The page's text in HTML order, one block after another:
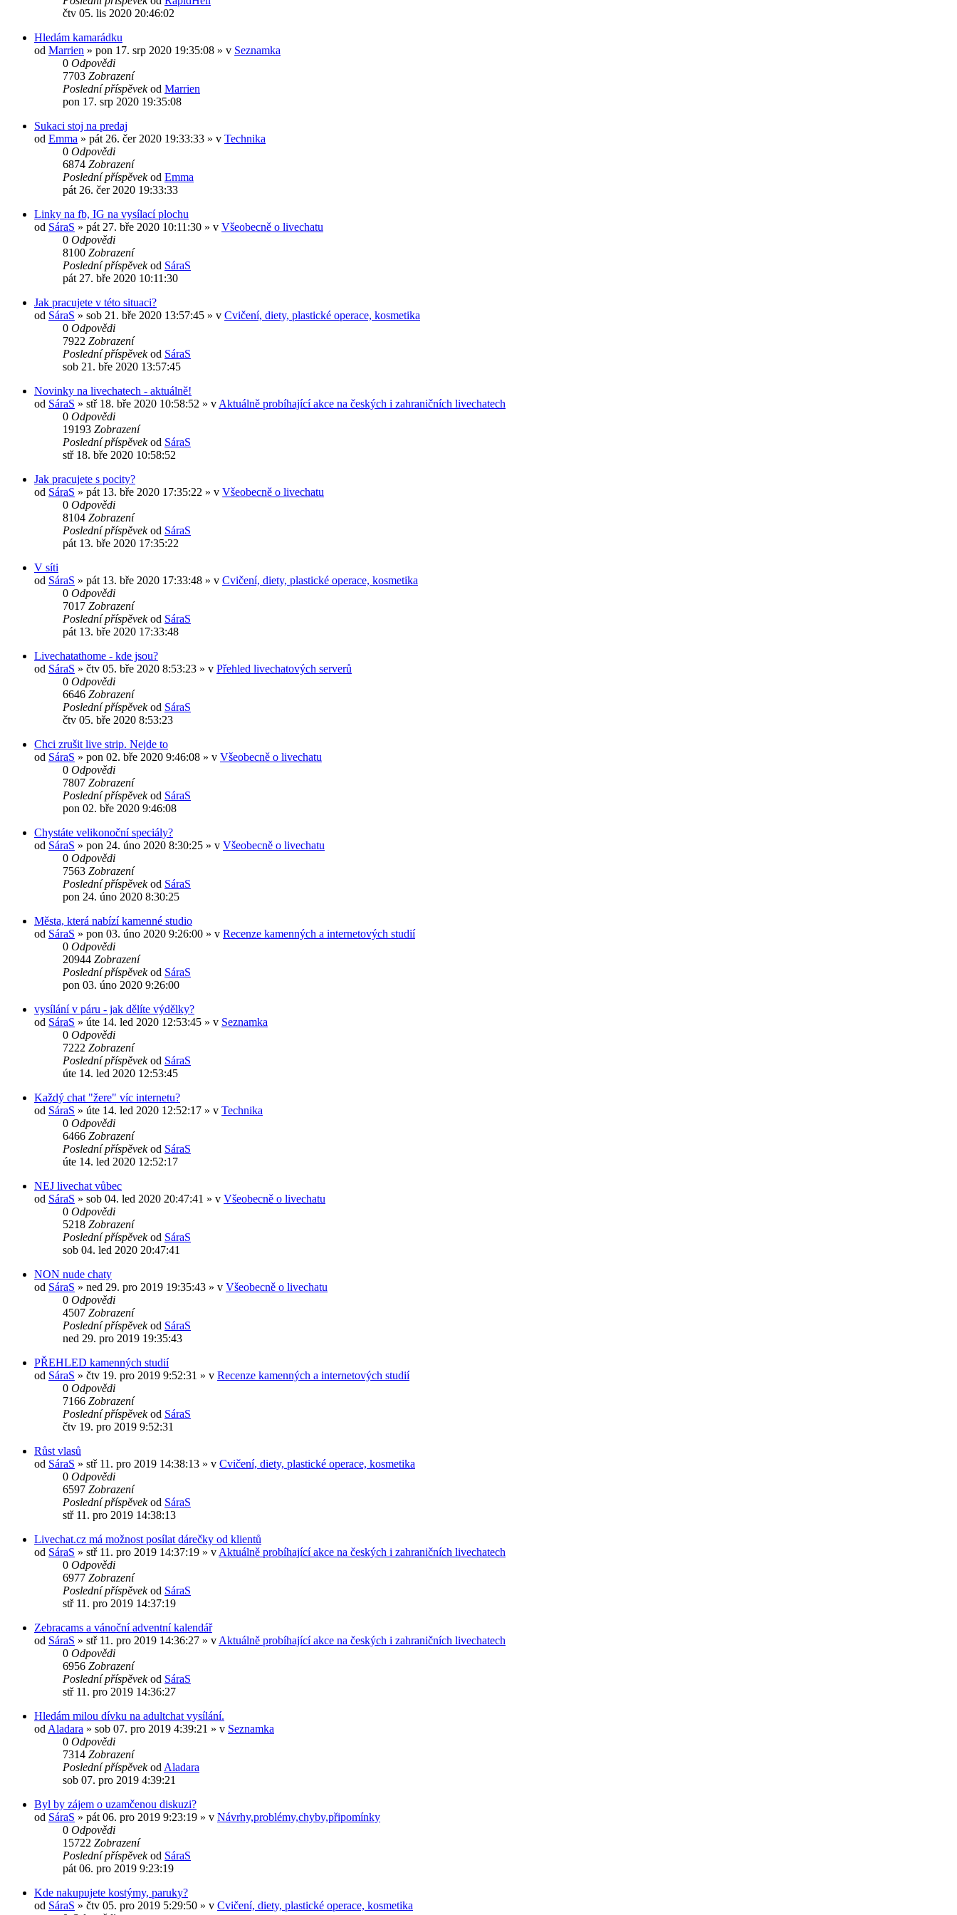
čtv 05. lis 2020 20:46:02
Hledám kamarádku
od Marrien » pon 17. srp 2020 19:35:08 » v Seznamka
0 Odpovědi
7703 Zobrazení
Poslední příspěvekod Marrien
pon 17. srp 2020 19:35:08
Sukaci stoj na predaj
od Emma » pát 26. čer 2020 19:33:33 » v Technika
0 Odpovědi
6874 Zobrazení
Poslední příspěvekod Emma
pát 26. čer 2020 19:33:33
Linky na fb, IG na vysílací plochu
od SáraS » pát 27. bře 2020 10:11:30 » v Všeobecně o livechatu
0 Odpovědi
8100 Zobrazení
Poslední příspěvekod SáraS
pát 27. bře 2020 10:11:30
Jak pracujete v této situaci?
od SáraS » sob 21. bře 2020 13:57:45 » v Cvičení, diety, plastické operace, kosmetika
0 Odpovědi
7922 Zobrazení
Poslední příspěvekod SáraS
sob 21. bře 2020 13:57:45
Novinky na livechatech - aktuálně!
od SáraS » stř 18. bře 2020 10:58:52 » v Aktuálně probíhající akce na českých i zahraničních livechatech
0 Odpovědi
19193 Zobrazení
Poslední příspěvekod SáraS
stř 18. bře 2020 10:58:52
Jak pracujete s pocity?
od SáraS » pát 13. bře 2020 17:35:22 » v Všeobecně o livechatu
0 Odpovědi
8104 Zobrazení
Poslední příspěvekod SáraS
pát 13. bře 2020 17:35:22
V síti
od SáraS » pát 13. bře 2020 17:33:48 » v Cvičení, diety, plastické operace, kosmetika
0 Odpovědi
7017 Zobrazení
Poslední příspěvekod SáraS
pát 13. bře 2020 17:33:48
Livechatathome - kde jsou?
od SáraS » čtv 05. bře 2020 8:53:23 » v Přehled livechatových serverů
0 Odpovědi
6646 Zobrazení
Poslední příspěvekod SáraS
čtv 05. bře 2020 8:53:23
Chci zrušit live strip. Nejde to
od SáraS » pon 02. bře 2020 9:46:08 » v Všeobecně o livechatu
0 Odpovědi
7807 Zobrazení
Poslední příspěvekod SáraS
pon 02. bře 2020 9:46:08
Chystáte velikonoční speciály?
od SáraS » pon 24. úno 2020 8:30:25 » v Všeobecně o livechatu
0 Odpovědi
7563 Zobrazení
Poslední příspěvekod SáraS
pon 24. úno 2020 8:30:25
Města, která nabízí kamenné studio
od SáraS » pon 03. úno 2020 9:26:00 » v Recenze kamenných a internetových studií
0 Odpovědi
20944 Zobrazení
Poslední příspěvekod SáraS
pon 03. úno 2020 9:26:00
vysílání v páru - jak dělíte výdělky?
od SáraS » úte 14. led 2020 12:53:45 » v Seznamka
0 Odpovědi
7222 Zobrazení
Poslední příspěvekod SáraS
úte 14. led 2020 12:53:45
Každý chat "žere" víc internetu?
od SáraS » úte 14. led 2020 12:52:17 » v Technika
0 Odpovědi
6466 Zobrazení
Poslední příspěvekod SáraS
úte 14. led 2020 12:52:17
NEJ livechat vůbec
od SáraS » sob 04. led 2020 20:47:41 » v Všeobecně o livechatu
0 Odpovědi
5218 Zobrazení
Poslední příspěvekod SáraS
sob 04. led 2020 20:47:41
NON nude chaty
od SáraS » ned 29. pro 2019 19:35:43 » v Všeobecně o livechatu
0 Odpovědi
4507 Zobrazení
Poslední příspěvekod SáraS
ned 29. pro 2019 19:35:43
PŘEHLED kamenných studií
od SáraS » čtv 19. pro 2019 9:52:31 » v Recenze kamenných a internetových studií
0 Odpovědi
7166 Zobrazení
Poslední příspěvekod SáraS
čtv 19. pro 2019 9:52:31
Růst vlasů
od SáraS » stř 11. pro 2019 14:38:13 » v Cvičení, diety, plastické operace, kosmetika
0 Odpovědi
6597 Zobrazení
Poslední příspěvekod SáraS
stř 11. pro 2019 14:38:13
Livechat.cz má možnost posílat dárečky od klientů
od SáraS » stř 11. pro 2019 14:37:19 » v Aktuálně probíhající akce na českých i zahraničních livechatech
0 Odpovědi
6977 Zobrazení
Poslední příspěvekod SáraS
stř 11. pro 2019 14:37:19
Zebracams a vánoční adventní kalendář
od SáraS » stř 11. pro 2019 14:36:27 » v Aktuálně probíhající akce na českých i zahraničních livechatech
0 Odpovědi
6956 Zobrazení
Poslední příspěvekod SáraS
stř 11. pro 2019 14:36:27
Hledám milou dívku na adultchat vysílání.
od Aladara » sob 07. pro 2019 4:39:21 » v Seznamka
0 Odpovědi
7314 Zobrazení
Poslední příspěvekod Aladara
sob 07. pro 2019 4:39:21
Byl by zájem o uzamčenou diskuzi?
od SáraS » pát 06. pro 2019 9:23:19 » v Návrhy,problémy,chyby,připomínky
0 Odpovědi
15722 Zobrazení
Poslední příspěvekod SáraS
pát 06. pro 2019 9:23:19
Kde nakupujete kostýmy, paruky?
od SáraS » čtv 05. pro 2019 5:29:50 » v Cvičení, diety, plastické operace, kosmetika